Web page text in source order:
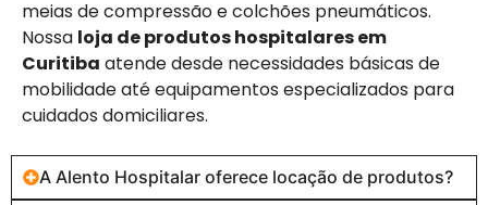
meias de compressão e colchões pneumáticos.
Nossa loja de produtos hospitalares em
Curitiba atende desde necessidades básicas de
mobilidade até equipamentos especializados para
cuidados domiciliares.
A Alento Hospitalar oferece locação de produtos?